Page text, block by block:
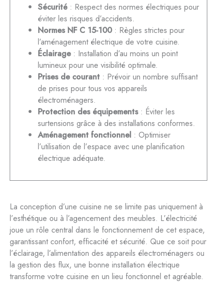
Sécurité : Respect des normes électriques pour
éviter les risques d’accidents.
Normes NF C 15-100: Règles strictes pour
l’aménagement électrique de votre cuisine.
Éclairage: Installation d’au moins un point
lumineux pour une visibilité optimale.
Prises de courant : Prévoir un nombre suffisant
de prises pour tous vos appareils
électroménagers.
Protection des équipements: Éviter les
surtensions grâce à des installations conformes.
Aménagement fonctionnel : Optimiser
l’utilisation de l’espace avec une planification
électrique adéquate.
La conception d’une cuisine ne se limite pas uniquement à
l’esthétique ou à l’agencement des meubles. L’électricité
joue un rôle central dans le fonctionnement de cet espace,
garantissant confort, efficacité et sécurité. Que ce soit pour
l’éclairage, l’alimentation des appareils électroménagers ou
la gestion des flux, une bonne installation électrique
transforme votre cuisine en un lieu fonctionnel et agréable.